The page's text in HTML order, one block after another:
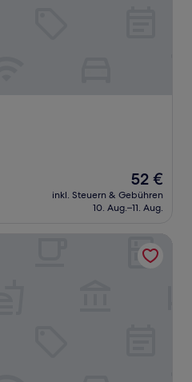
Der
Preis
beträgt
52 €
inkl. Steuern & Gebühren
10. Aug.–11. Aug.